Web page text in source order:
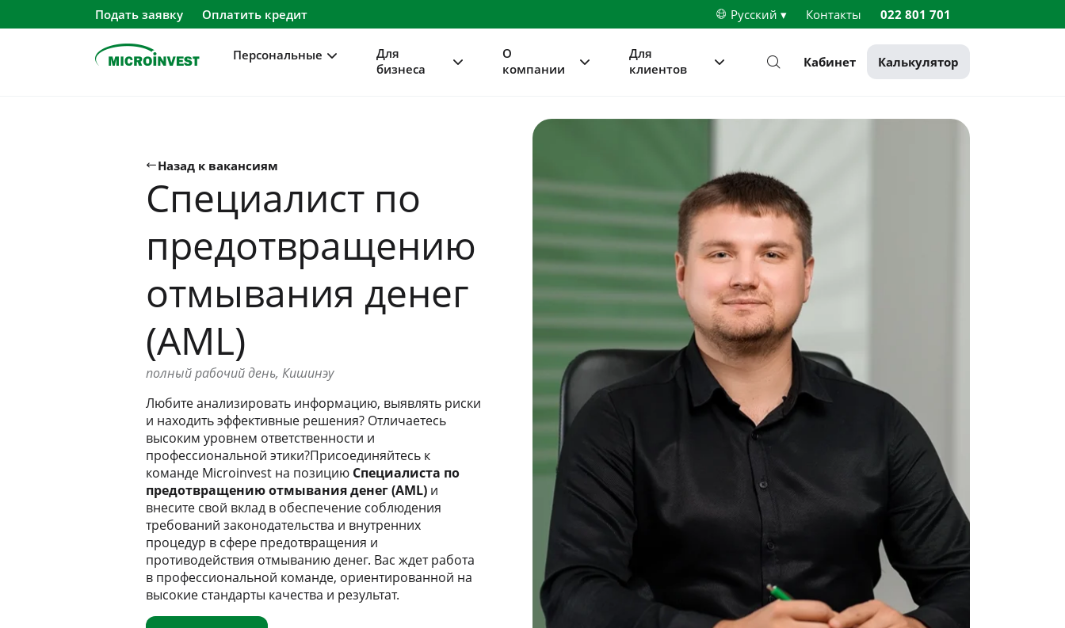
Подать заявку Оплатить кредит Русский ▾ Контакты 022 801 701
Персональные
Для
бизнеса
О
компании
Для
клиентов
Кабинет Калькулятор
Назад к вакансиям
Специалист по
предотвращению
отмывания денег
(AML)
полный рабочий день, Кишинэу
Любите анализировать информацию, выявлять риски
и находить эффективные решения? Отличаетесь
высоким уровнем ответственности и
профессиональной этики?Присоединяйтесь к
команде Microinvest на позицию Специалиста по
предотвращению отмывания денег (AML) и
внесите свой вклад в обеспечение соблюдения
требований законодательства и внутренних
процедур в сфере предотвращения и
противодействия отмыванию денег. Вас ждет работа
в профессиональной команде, ориентированной на
высокие стандарты качества и результат.